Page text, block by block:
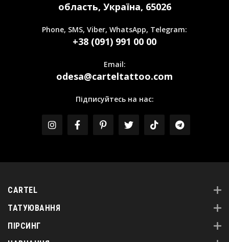
область, Україна, 65026
Phone, SMS, Viber, WhatsApp, Telegram:
+38 (091) 991 00 00
Email:
odesa@carteltattoo.com
Підписуйтесь на нас:
CARTEL
ТАТУЮВАННЯ
ПІРСИНГ